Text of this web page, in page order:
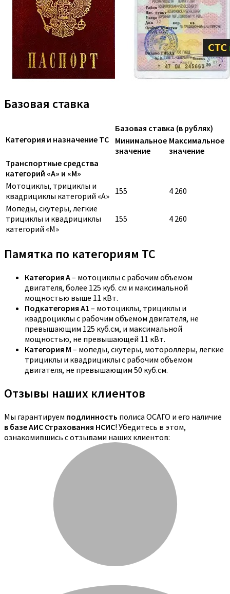
Базовая ставка
Категория и назначение ТС
Базовая ставка (в рублях)
Минимальное
значение
Максимальное
значение
Транспортные средства
категорий «A» и «M»
Мотоциклы, трициклы и
квадрициклы категорий «A» 155
4 260
Мопеды, скутеры, легкие
трициклы и квадрициклы
категорий «M»
155 4 260
Памятка по категориям ТС
Категория A– мотоциклы с рабочим объемом
двигателя, более 125 куб. см и максимальной
мощностью выше 11 кВт.
Подкатегория A1 – мотоциклы, трициклы и
квадроциклы с рабочим объемом двигателя, не
превышающим 125 куб.см, и максимальной
мощностью, не превышающей 11 кВт.
Категория M – мопеды, скутеры, мотороллеры, легкие
трициклы и квадрициклы с рабочим объемом
двигателя, не превышающим 50 куб.см.
Отзывы наших клиентов
Мы гарантируем подлинность полиса ОСАГО и его наличие
в базе АИС Страхования НСИС! Убедитесь в этом,
ознакомившись с отзывами наших клиентов: